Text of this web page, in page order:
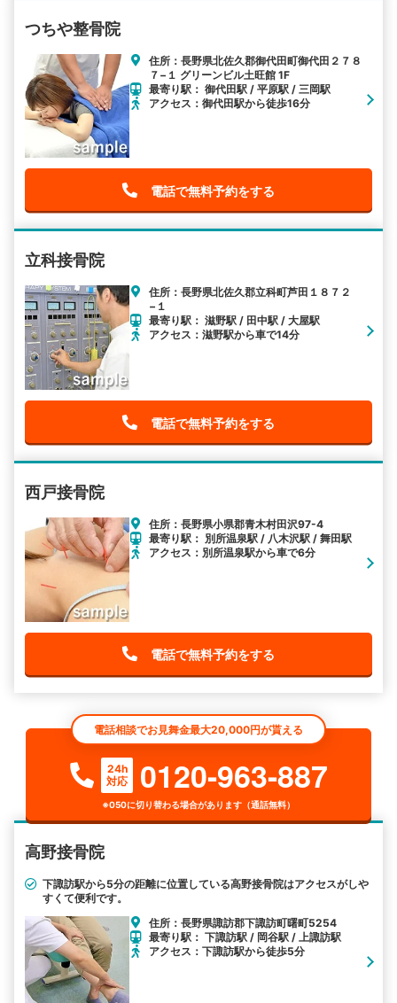
つちや整骨院
住所：長野県北佐久郡御代田町御代田２７８
７−１ グリーンビル土旺館 1F
最寄り駅： 御代田駅 / 平原駅 / 三岡駅
アクセス：御代田駅から徒歩16分
電話で無料予約をする
立科接骨院
住所：長野県北佐久郡立科町芦田１８７２
−１
最寄り駅： 滋野駅 / 田中駅 / 大屋駅
アクセス：滋野駅から車で14分
電話で無料予約をする
西戸接骨院
住所：長野県小県郡青木村田沢97-4
最寄り駅： 別所温泉駅 / 八木沢駅 / 舞田駅
アクセス：別所温泉駅から車で6分
電話で無料予約をする
電話相談でお見舞金最大20,000円が貰える
24h
対応
0120-963-887
※050に切り替わる場合があります（通話無料）
高野接骨院
下諏訪駅から5分の距離に位置している高野接骨院はアクセスがしや
すくて便利です。
住所：長野県諏訪郡下諏訪町曙町5254
最寄り駅： 下諏訪駅 / 岡谷駅 / 上諏訪駅
アクセス：下諏訪駅から徒歩5分